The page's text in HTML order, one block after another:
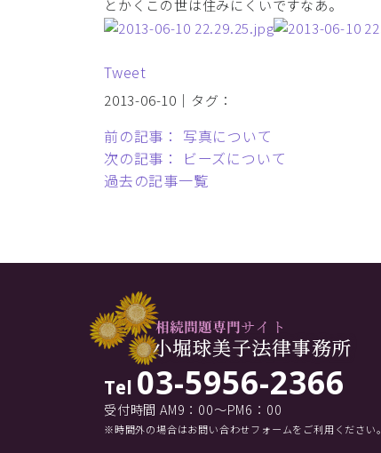
とかくこの世は住みにくいですなあ。
Tweet
2013-06-10｜タグ：
前の記事： 写真について
次の記事： ビーズについて
過去の記事一覧
Tel 03-5956-2366
受付時間 AM9：00～PM6：00
※時間外の場合はお問い合わせフォームをご利用ください。